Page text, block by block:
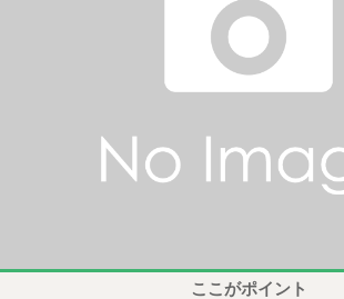
ここがポイント